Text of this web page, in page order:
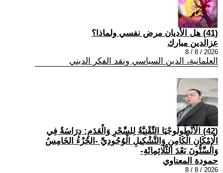
(41) هل الأديان مرض نفسي ولماذا؟
عزالدين مبارك
2026 / 8 / 8
العلمانية، الدين السياسي ونقد الفكر الديني
(42) الْأَنْطُولُوجْيَا التِّقْنِيَّةُ لِلسِّحْرِ وَالْعَدَمِ: دِرَاسَةٌ فِي
الْإِمْكَانِ الْكَامِنِ وَالتَّشْكِيلِ الْوُجُودِيِّ -الجُزْءُ الخَامِسُ
وَالسِّتُّونَ بَعْدَ الثَّلَاثِمِائَةِ-
حمودة المعناوي
2026 / 8 / 8